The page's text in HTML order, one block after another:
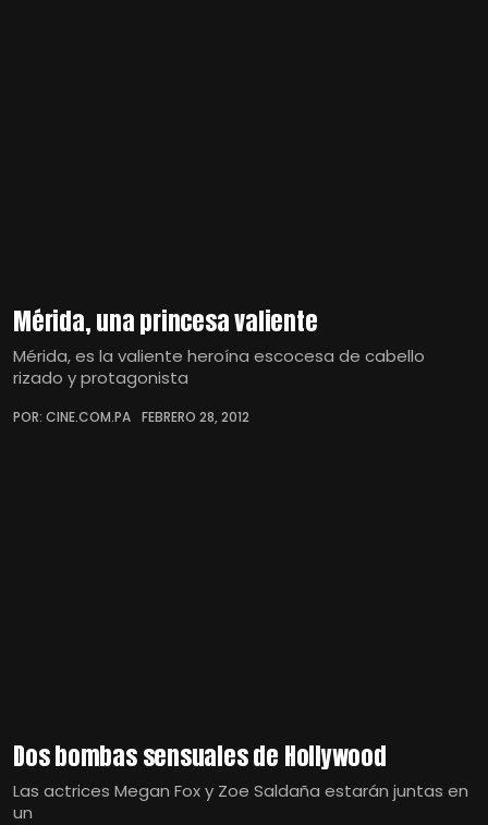
Mérida, una princesa valiente
Mérida, es la valiente heroína escocesa de cabello
rizado y protagonista
POR: CINE.COM.PA FEBRERO 28, 2012
Dos bombas sensuales de Hollywood
Las actrices Megan Fox y Zoe Saldaña estarán juntas en
un